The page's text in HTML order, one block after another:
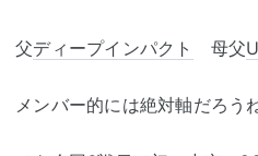
父ディープインパクト 母父
メンバー的には絶対軸だろう